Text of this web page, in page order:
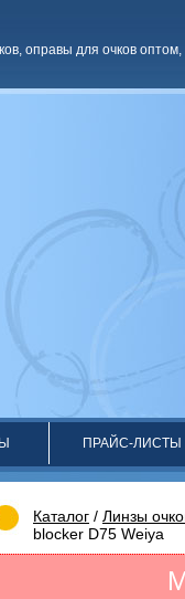
, оправы для очков оптом,
ПРАЙС-ЛИСТЫ
Каталог / Линзы
blocker D75 Weiya